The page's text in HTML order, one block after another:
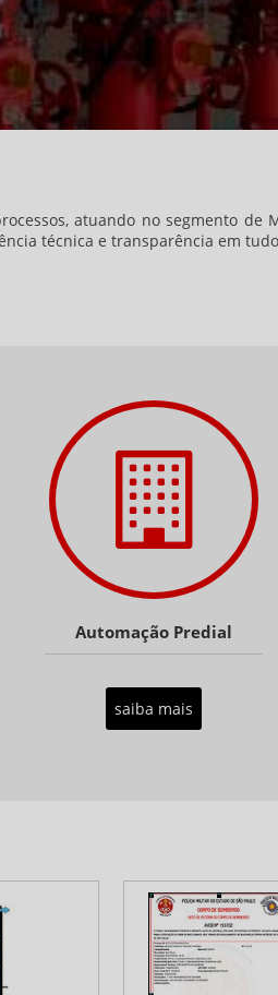
atuando no segmento de
técnica e transparência em
Automação Predial
saiba mais